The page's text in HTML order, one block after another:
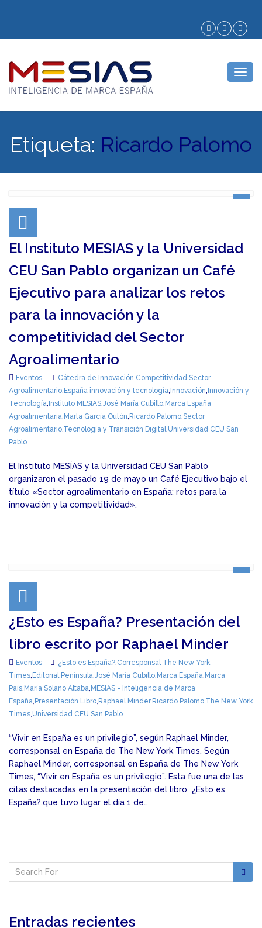
Etiqueta: Ricardo Palomo
El Instituto MESIAS y la Universidad
CEU San Pablo organizan un Café
Ejecutivo para analizar los retos
para la innovación y la
competitividad del Sector
Agroalimentario
Eventos Cátedra de Innovación,Competitividad Sector
Agroalimentario, España innovación y tecnología, Innovación, Innovación y
Tecnología, Instituto MESIAS,José María Cubillo, Marca España
Agroalimentaria, Marta García Outón, Ricardo Palomo,Sector
Agroalimentario,Tecnología y Transición Digital,Universidad CEU San
Pablo
El Instituto MESÍAS y la Universidad CEU San Pablo
organizaron el pasado 19 de mayo un Café Ejecutivo bajo el
título «Sector agroalimentario en España: retos para la
innovación y la competitividad».
¿Esto es España? Presentación del
libro escrito por Raphael Minder
Eventos ¿Esto es España?,Corresponsal The New York
Times, Editorial Península,José María Cubillo, Marca España, Marca
País, María Solano Altaba, MESIAS - Inteligencia de Marca
España, Presentación Libro, Raphael Minder, Ricardo Palomo,The New York
Times,Universidad CEU San Pablo
“Vivir en España es un privilegio”, según Raphael Minder,
corresponsal en España de The New York Times. Según
Raphael Minder, corresponsal en España de The New York
Times, “Vivir en España es un privilegio”. Esta fue una de las
citas destacadas en la presentación del libro ¿Esto es
España?,que tuvo lugar el día 1 de…
Entradas recientes